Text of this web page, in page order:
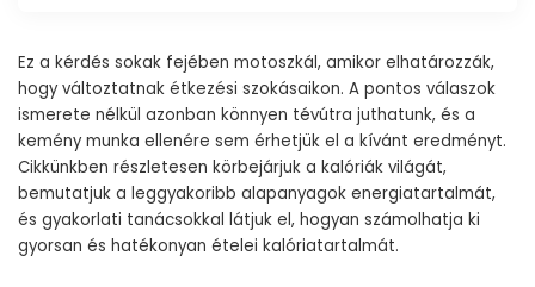
Ez a kérdés sokak fejében motoszkál, amikor elhatározzák,
hogy változtatnak étkezési szokásaikon. A pontos válaszok
ismerete nélkül azonban könnyen tévútra juthatunk, és a
kemény munka ellenére sem érhetjük el a kívánt eredményt.
Cikkünkben részletesen körbejárjuk a kalóriák világát,
bemutatjuk a leggyakoribb alapanyagok energiatartalmát,
és gyakorlati tanácsokkal látjuk el, hogyan számolhatja ki
gyorsan és hatékonyan ételei kalóriatartalmát.